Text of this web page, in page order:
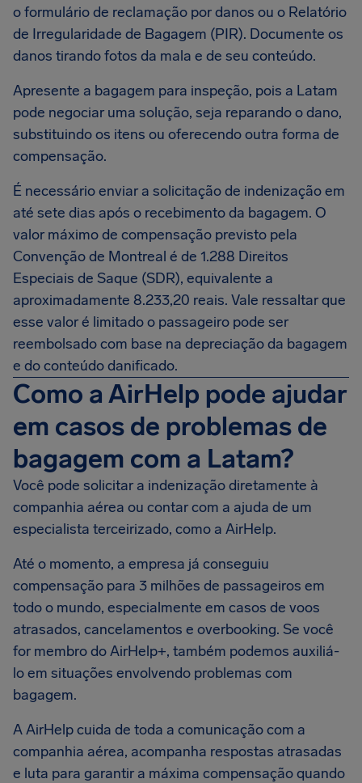
o formulário de reclamação por danos ou o Relatório
de Irregularidade de Bagagem (PIR). Documente os
danos tirando fotos da mala e de seu conteúdo.
Apresente a bagagem para inspeção, pois a Latam
pode negociar uma solução, seja reparando o dano,
substituindo os itens ou oferecendo outra forma de
compensação.
É necessário enviar a solicitação de indenização em
até sete dias após o recebimento da bagagem. O
valor máximo de compensação previsto pela
Convenção de Montreal é de 1.288 Direitos
Especiais de Saque (SDR), equivalente a
aproximadamente 8.233,20 reais. Vale ressaltar que
esse valor é limitado o passageiro pode ser
reembolsado com base na depreciação da bagagem
e do conteúdo danificado.
Como a AirHelp pode ajudar
em casos de problemas de
bagagem com a Latam?
Você pode solicitar a indenização diretamente à
companhia aérea ou contar com a ajuda de um
especialista terceirizado, como a AirHelp.
Até o momento, a empresa já conseguiu
compensação para 3 milhões de passageiros em
todo o mundo, especialmente em casos de voos
atrasados, cancelamentos e overbooking. Se você
for membro do AirHelp+, também podemos auxiliá-
lo em situações envolvendo problemas com
bagagem.
A AirHelp cuida de toda a comunicação com a
companhia aérea, acompanha respostas atrasadas
e luta para garantir a máxima compensação quando